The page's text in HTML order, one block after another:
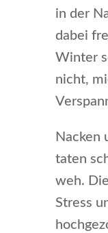
in der
dabei
Winter
nicht,
Nacken
taten
weh.
Stress